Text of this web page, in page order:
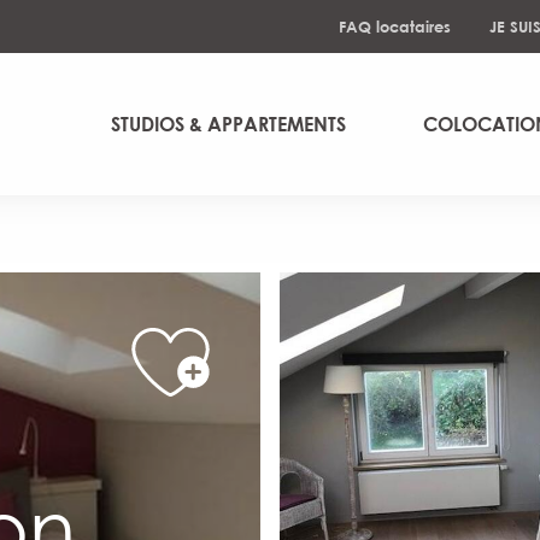
FAQ locataires JE
STUDIOS & APPARTEMENTS